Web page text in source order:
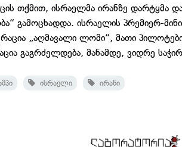
თქმით, ისრაელმა ირანზე დარტყმა
გამოცხადდა. ისრაელის პრემიერ-
„აღმავალი ლომი“, მათი პილოტები
გაგრძელდება, მანამდე, ვიდრე
ისრაელი ირანი